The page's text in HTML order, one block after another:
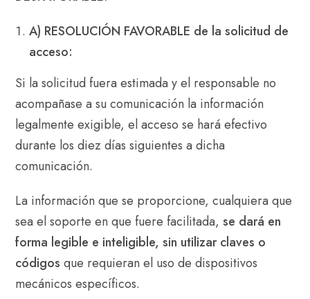
A) RESOLUCIÓN FAVORABLE de la solicitud de
acceso:
Si la solicitud fuera estimada y el responsable no
acompañase a su comunicación la información
legalmente exigible, el acceso se hará efectivo
durante los diez días siguientes a dicha
comunicación.
La información que se proporcione, cualquiera que
sea el soporte en que fuere facilitada,se dará en
forma legible e inteligible, sin utilizar claves o
códigosque requieran el uso de dispositivos
mecánicos específicos.